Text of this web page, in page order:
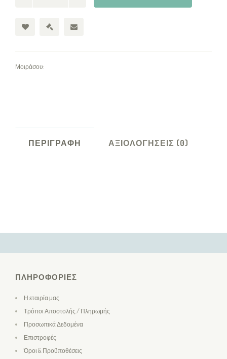
Μοιράσου:
ΠΕΡΙΓΡΑΦΉ ΑΞΙΟΛΟΓΉΣΕΙΣ (0)
ΠΛΗΡΟΦΟΡΊΕΣ
Η εταιρία μας
Τρόποι Αποστολής / Πληρωμής
Προσωπικά Δεδομένα
Επιστροφές
Όροι & Προϋποθέσεις